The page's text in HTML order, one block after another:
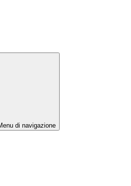
di navigazione